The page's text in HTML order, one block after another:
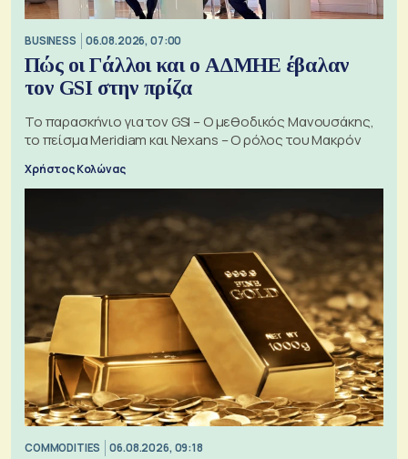
BUSINESS 06.08.2026, 07:00
Πώς οι Γάλλοι και ο ΑΔΜΗΕ έβαλαν
τον GSI στην πρίζα
Το παρασκήνιο για τον GSI – Ο μεθοδικός Μανουσάκης,
το πείσμα Meridiam και Nexans – Ο ρόλος του Μακρόν
Χρήστος Κολώνας
COMMODITIES 06.08.2026, 09:18